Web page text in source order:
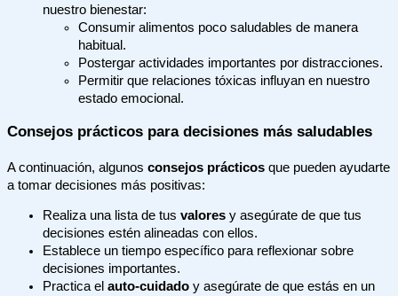
nuestro bienestar:
Consumir alimentos poco saludables de manera
habitual.
Postergar actividades importantes por distracciones.
Permitir que relaciones tóxicas influyan en nuestro
estado emocional.
Consejos prácticos para decisiones más saludables
A continuación, algunos consejos prácticos que pueden ayudarte
a tomar decisiones más positivas:
Realiza una lista de tus valores y asegúrate de que tus
decisiones estén alineadas con ellos.
Establece un tiempo específico para reflexionar sobre
decisiones importantes.
Practica el auto-cuidado y asegúrate de que estás en un